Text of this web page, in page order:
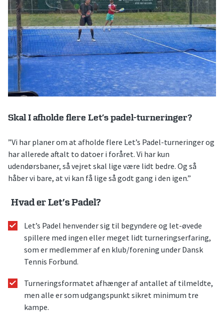
Skal I afholde flere Let’s padel-turneringer?
”Vi har planer om at afholde flere Let’s Padel-turneringer og
har allerede aftalt to datoer i foråret. Vi har kun
udendørsbaner, så vejret skal lige være lidt bedre. Og så
håber vi bare, at vi kan få lige så godt gang i den igen.”
Hvad er Let’s Padel?
Let’s Padel henvender sig til begyndere og let-øvede
spillere med ingen eller meget lidt turneringserfaring,
som er medlemmer af en klub/forening under Dansk
Tennis Forbund.
Turneringsformatet afhænger af antallet af tilmeldte,
men alle er som udgangspunkt sikret minimum tre
kampe.